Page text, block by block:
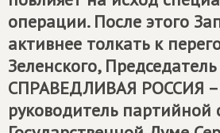
операции. После этого
активнее толкать к
Зеленского,
СПРАВЕДЛИВАЯ РОССИЯ
руководитель